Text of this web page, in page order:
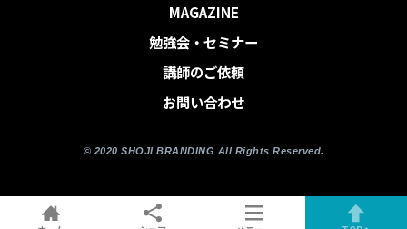
MAGAZINE
勉強会・セミナー
講師のご依頼
お問い合わせ
© 2020 SHOJI BRANDING All Rights Reserved.